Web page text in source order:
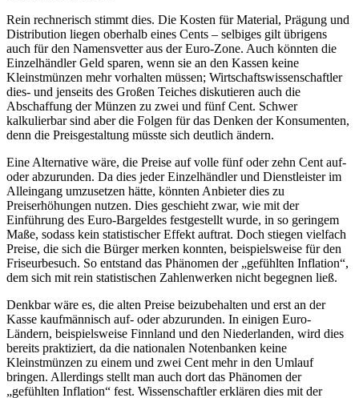
Rein rechnerisch stimmt dies. Die Kosten für Material, Prägung und
Distribution liegen oberhalb eines Cents – selbiges gilt übrigens
auch für den Namensvetter aus der Euro-Zone. Auch könnten die
Einzelhändler Geld sparen, wenn sie an den Kassen keine
Kleinstmünzen mehr vorhalten müssen; Wirtschaftswissenschaftler
dies- und jenseits des Großen Teiches diskutieren auch die
Abschaffung der Münzen zu zwei und fünf Cent. Schwer
kalkulierbar sind aber die Folgen für das Denken der Konsumenten,
denn die Preisgestaltung müsste sich deutlich ändern.
Eine Alternative wäre, die Preise auf volle fünf oder zehn Cent auf-
oder abzurunden. Da dies jeder Einzelhändler und Dienstleister im
Alleingang umzusetzen hätte, könnten Anbieter dies zu
Preiserhöhungen nutzen. Dies geschieht zwar, wie mit der
Einführung des Euro-Bargeldes festgestellt wurde, in so geringem
Maße, sodass kein statistischer Effekt auftrat. Doch stiegen vielfach
Preise, die sich die Bürger merken konnten, beispielsweise für den
Friseurbesuch. So entstand das Phänomen der „gefühlten Inflation“,
dem sich mit rein statistischen Zahlenwerken nicht begegnen ließ.
Denkbar wäre es, die alten Preise beizubehalten und erst an der
Kasse kaufmännisch auf- oder abzurunden. In einigen Euro-
Ländern, beispielsweise Finnland und den Niederlanden, wird dies
bereits praktiziert, da die nationalen Notenbanken keine
Kleinstmünzen zu einem und zwei Cent mehr in den Umlauf
bringen. Allerdings stellt man auch dort das Phänomen der
„gefühlten Inflation“ fest. Wissenschaftler erklären dies mit der